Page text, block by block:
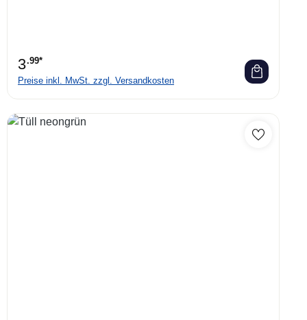
3.99*
Preise inkl. MwSt. zzgl. Versandkosten